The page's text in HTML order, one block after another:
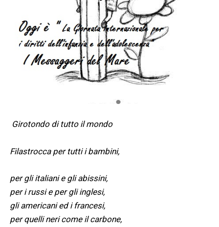
Girotondo di tutto il mondo
Filastrocca per tutti i bambini,
per gli italiani e gli abissini,
per i russi e per gli inglesi,
gli americani ed i francesi,
per quelli neri come il carbone,